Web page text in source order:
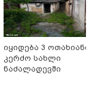
იყიდება 3 ოთახიანი
კერძო სახლი
ნაძალადევში